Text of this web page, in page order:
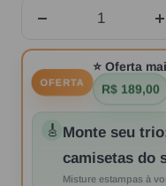
quantidade
OFERTA
⭐ Oferta
R$ 189,00
🎸 Monte seu
camisetas do
Misture estampas à